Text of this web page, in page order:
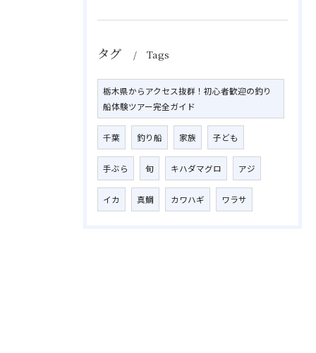
タグ Tags
栃木県からアクセス抜群！初心者歓迎の釣り
船体験ツアー完全ガイド
千葉 釣り船 家族 子ども
手ぶら 旬 キハダマグロ アジ
イカ 真鯛 カワハギ ワラサ